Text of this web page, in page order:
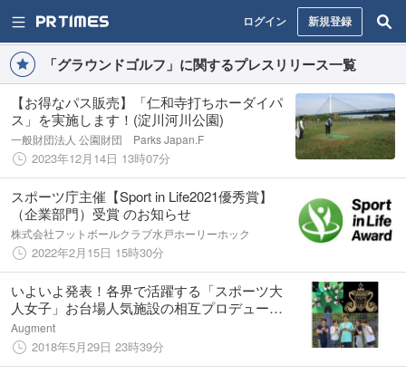
ログイン 新規登録
「グラウンドゴルフ」に関するプレスリリース一覧
【お得なパス販売】「仁和寺打ちホーダイパ
ス」を実施します！(淀川河川公園)
一般財団法人 公園財団 Parks Japan.F
2023年12月14日 13時07分
スポーツ庁主催【Sport in Life2021優秀賞】
（企業部門）受賞 のお知らせ
株式会社フットボールクラブ水戸ホーリーホック
2022年2月15日 15時30分
いよいよ発表！各界で活躍する「スポーツ大
人女子」お台場人気施設の相互プロデューサ
ーに就任。【大江戸温泉物語フットサルダイ
バ 大人女子アンバサダーＳＷＡＮ】大注目
のメンバー5名はカリスマ美女揃い♪
Augment
2018年5月29日 23時39分